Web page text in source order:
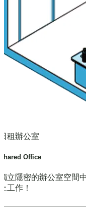
租辦公室
Office
立隱密的辦公室空間
工作！